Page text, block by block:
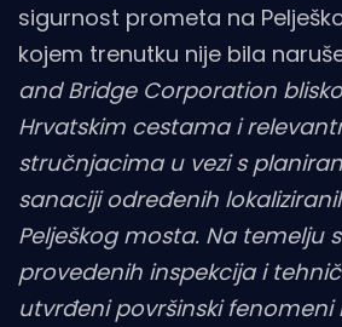
sigurnost prometa na
kojem trenutku nije bila
and Bridge Corporation
Hrvatskim cestama i
stručnjacima u vezi s
sanaciji određenih
Pelješkog mosta. Na temelju
provedenih inspekcija i
utvrđeni površinski